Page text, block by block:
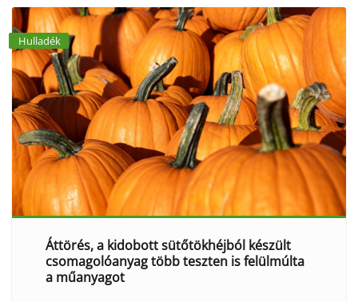
Hulladék
Áttörés, a kidobott sütőtökhéjból készült
csomagolóanyag több teszten is felülmúlta
a műanyagot